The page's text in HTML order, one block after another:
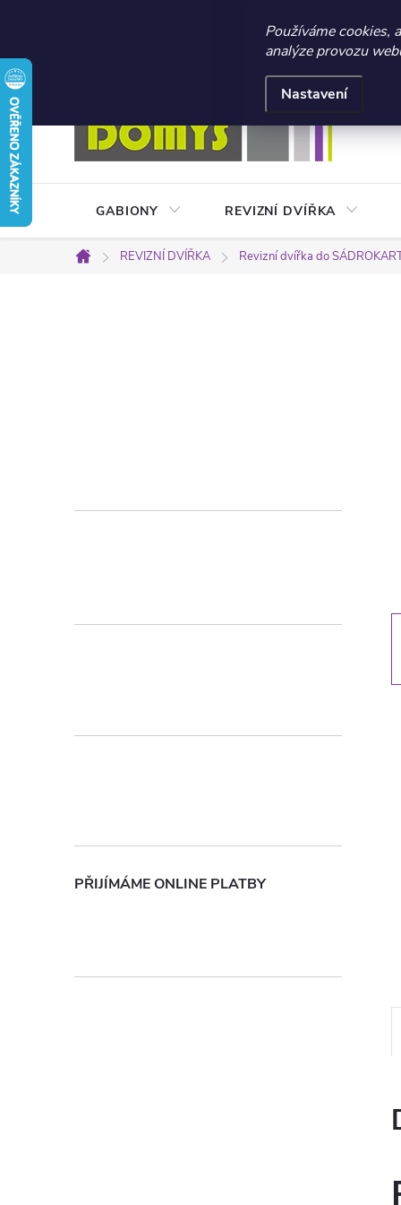
☀️ LETNÍ AKCE
Používáme cookies,
analýze provozu
Nastavení
Přejít
na
obsah
Obchodní podmínky
GABIONY REVIZNÍ DVÍŘKA
Domů
REVIZNÍ DVÍŘKA Revizní dvířka do
r
p
e
PŘIJÍMÁME ONLINE PLATBY